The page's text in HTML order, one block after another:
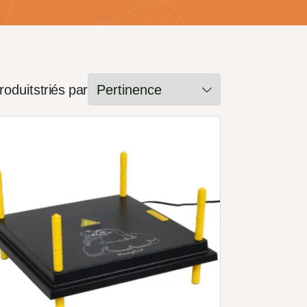
triés par